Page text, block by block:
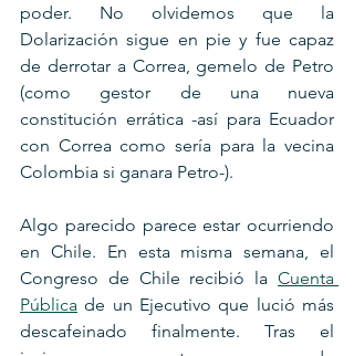
poder. No olvidemos que la
Dolarización sigue en pie y fue capaz
de derrotar a Correa, gemelo de Petro
(como gestor de una nueva
constitución errática -así para Ecuador
con Correa como sería para la vecina
Colombia si ganara Petro-).
Algo parecido parece estar ocurriendo
en Chile. En esta misma semana, el
Congreso de Chile recibió la Cuenta
Pública de un Ejecutivo que lució más
descafeinado finalmente. Tras el